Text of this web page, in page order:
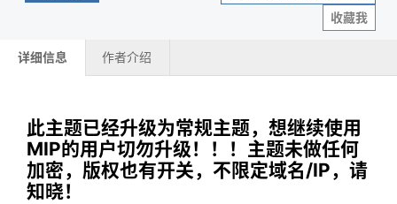
收藏我
详细信息 作者介绍
此主题已经升级为常规主题，想继续使用
MIP的用户切勿升级！！！主题未做任何
加密，版权也有开关，不限定域名/IP，请
知晓！